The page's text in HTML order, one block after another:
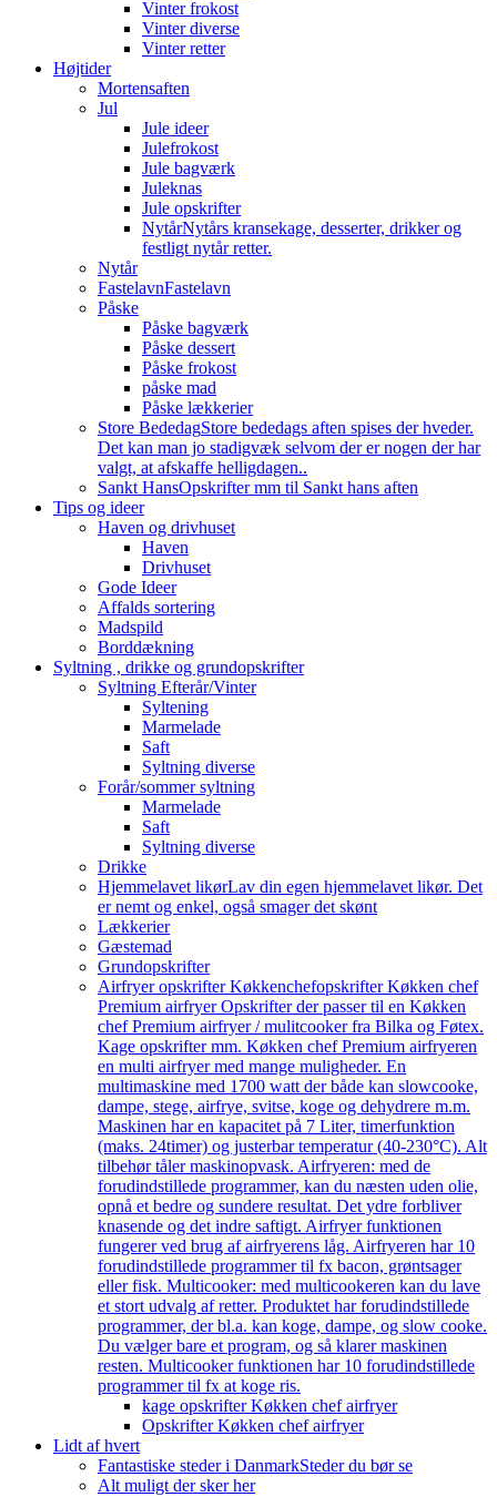
Vinter frokost
Vinter diverse
Vinter retter
Højtider
Mortensaften
Jul
Jule ideer
Julefrokost
Jule bagværk
Juleknas
Jule opskrifter
NytårNytårs kransekage, desserter, drikker og
festligt nytår retter.
Nytår
FastelavnFastelavn
Påske
Påske bagværk
Påske dessert
Påske frokost
påske mad
Påske lækkerier
Store BededagStore bededags aften spises der hveder.
Det kan man jo stadigvæk selvom der er nogen der har
valgt, at afskaffe helligdagen..
Sankt HansOpskrifter mm til Sankt hans aften
Tips og ideer
Haven og drivhuset
Haven
Drivhuset
Gode Ideer
Affalds sortering
Madspild
Borddækning
Syltning , drikke og grundopskrifter
Syltning Efterår/Vinter
Syltening
Marmelade
Saft
Syltning diverse
Forår/sommer syltning
Marmelade
Saft
Syltning diverse
Drikke
Hjemmelavet likørLav din egen hjemmelavet likør. Det
er nemt og enkel, også smager det skønt
Lækkerier
Gæstemad
Grundopskrifter
Airfryer opskrifter Køkkenchefopskrifter Køkken chef
Premium airfryer Opskrifter der passer til en Køkken
chef Premium airfryer / mulitcooker fra Bilka og Føtex.
Kage opskrifter mm. Køkken chef Premium airfryeren
en multi airfryer med mange muligheder. En
multimaskine med 1700 watt der både kan slowcooke,
dampe, stege, airfrye, svitse, koge og dehydrere m.m.
Maskinen har en kapacitet på 7 Liter, timerfunktion
(maks. 24timer) og justerbar temperatur (40-230°C). Alt
tilbehør tåler maskinopvask. Airfryeren: med de
forudindstillede programmer, kan du næsten uden olie,
opnå et bedre og sundere resultat. Det ydre forbliver
knasende og det indre saftigt. Airfryer funktionen
fungerer ved brug af airfryerens låg. Airfryeren har 10
forudindstillede programmer til fx bacon, grøntsager
eller fisk. Multicooker: med multicookeren kan du lave
et stort udvalg af retter. Produktet har forudindstillede
programmer, der bl.a. kan koge, dampe, og slow cooke.
Du vælger bare et program, og så klarer maskinen
resten. Multicooker funktionen har 10 forudindstillede
programmer til fx at koge ris.
kage opskrifter Køkken chef airfryer
Opskrifter Køkken chef airfryer
Lidt af hvert
Fantastiske steder i DanmarkSteder du bør se
Alt muligt der sker her